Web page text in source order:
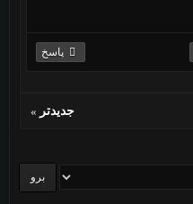
پاسخ
جدیدتر »